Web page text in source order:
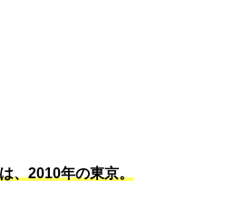
、2010年の東京。